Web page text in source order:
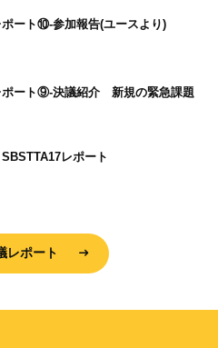
ート⑩-参加報告(ユースより)
ポート⑨-決議紹介 新規の緊急課題
SBSTTA17レポート
レポート